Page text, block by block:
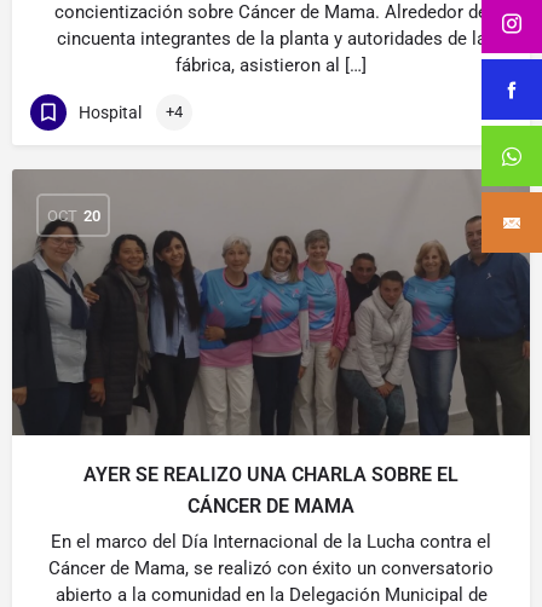
concientización sobre Cáncer de Mama. Alrededor de
cincuenta integrantes de la planta y autoridades de la
fábrica, asistieron al […]
Hospital +4
OCT 20
AYER SE REALIZO UNA CHARLA SOBRE EL
CÁNCER DE MAMA
En el marco del Día Internacional de la Lucha contra el
Cáncer de Mama, se realizó con éxito un conversatorio
abierto a la comunidad en la Delegación Municipal de